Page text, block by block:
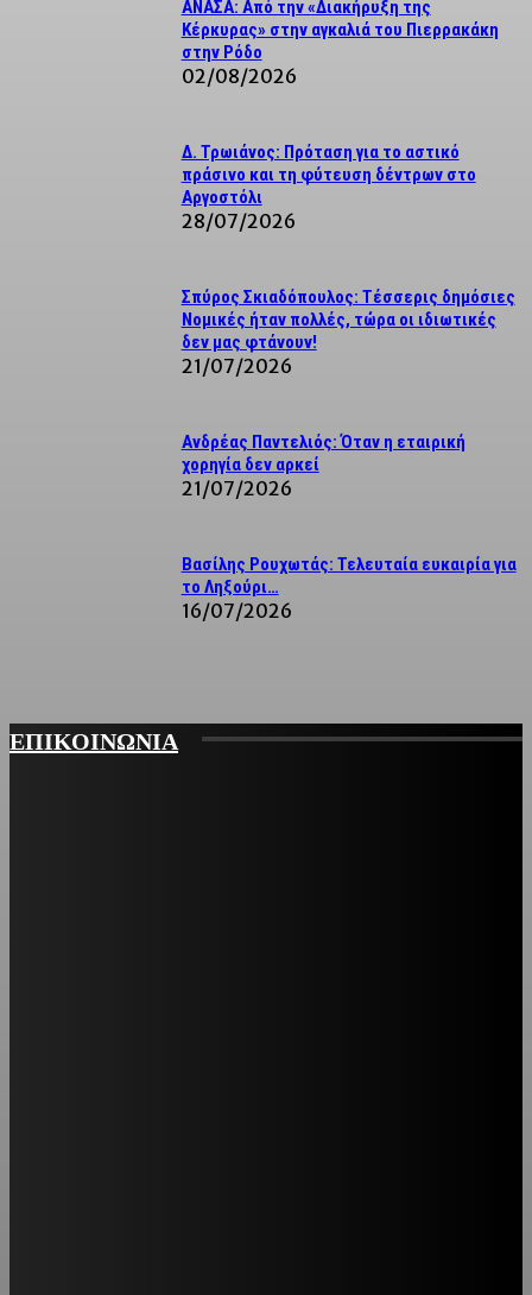
ΑΝΑΣΑ: Από την «Διακήρυξη της
Κέρκυρας» στην αγκαλιά του Πιερρακάκη
στην Ρόδο
02/08/2026
Δ. Τρωιάνος: Πρόταση για το αστικό
πράσινο και τη φύτευση δέντρων στο
Αργοστόλι
28/07/2026
Σπύρος Σκιαδόπουλος: Τέσσερις δημόσιες
Νομικές ήταν πολλές, τώρα οι ιδιωτικές
δεν μας φτάνουν!
21/07/2026
Ανδρέας Παντελιός: Όταν η εταιρική
χορηγία δεν αρκεί
21/07/2026
Βασίλης Ρουχωτάς: Τελευταία ευκαιρία για
το Ληξούρι…
16/07/2026
ΕΠΙΚΟΙΝΩΝΙΑ